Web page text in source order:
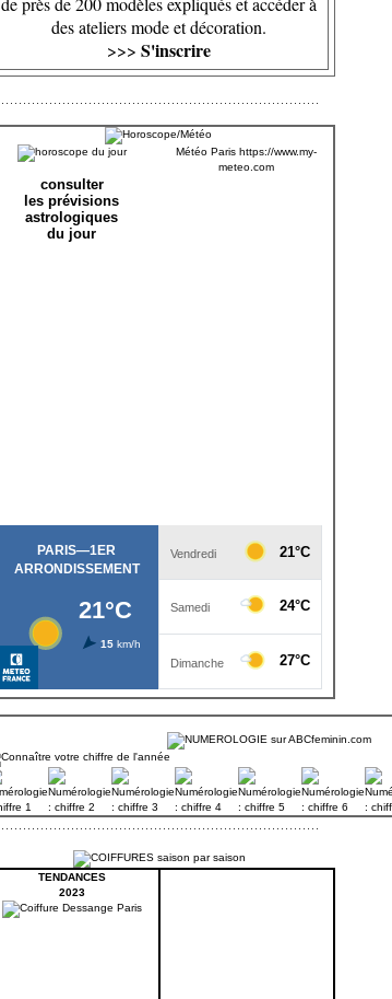
des ateliers mode et décoration.
>>> S'inscrire
consulter
les prévisions
astrologiques
du jour
Météo Paris https://www.my-
meteo.com
TENDANCES
2023